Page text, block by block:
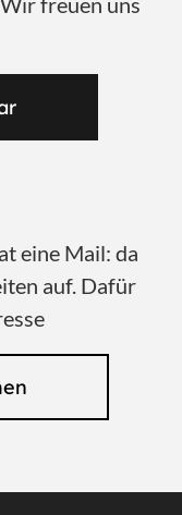
eine Mail: da
auf. Dafür